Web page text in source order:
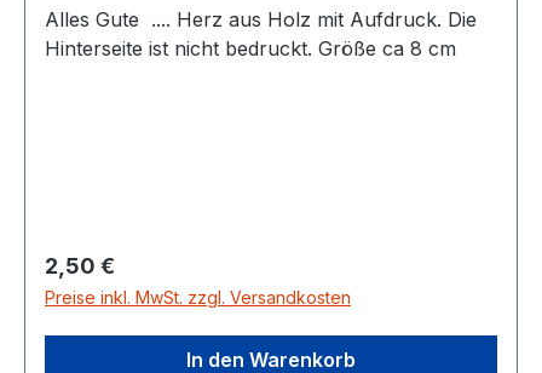
Alles Gute .... Herz aus Holz mit Aufdruck. Die
Hinterseite ist nicht bedruckt. Größe ca 8 cm
Regulärer Preis:
2,50 €
Preise inkl. MwSt. zzgl. Versandkosten
In den Warenkorb